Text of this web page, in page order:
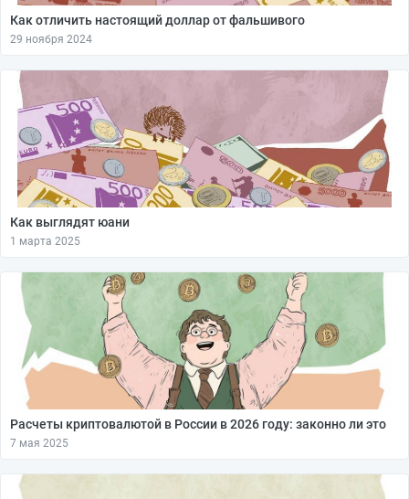
Как отличить настоящий доллар от фальшивого
29 ноября 2024
Как выглядят юани
1 марта 2025
Расчеты криптовалютой в России в 2026 году: законно ли это
7 мая 2025